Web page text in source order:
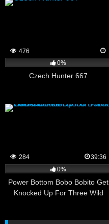
476
0%
Czech Hunter 667
284
39:36
0%
Power Bottom Bobo Bobito Get
Knocked Up For Three Wild